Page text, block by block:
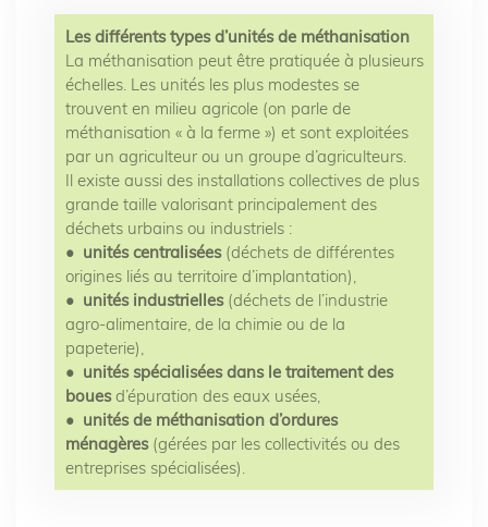
Les différents types d’unités de méthanisation
La méthanisation peut être pratiquée à plusieurs
échelles. Les unités les plus modestes se
trouvent en milieu agricole (on parle de
méthanisation « à la ferme ») et sont exploitées
par un agriculteur ou un groupe d’agriculteurs.
Il existe aussi des installations collectives de plus
grande taille valorisant principalement des
déchets urbains ou industriels :
• unités centralisées(déchets de différentes
origines liés au territoire d’implantation),
• unités industrielles(déchets de l’industrie
agro-alimentaire, de la chimie ou de la
papeterie),
• unités spécialisées dans le traitement des
bouesd’épuration des eaux usées,
• unités de méthanisation d’ordures
ménagères(gérées par les collectivités ou des
entreprises spécialisées).